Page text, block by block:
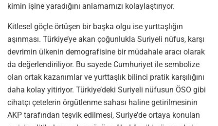
kimin işine yaradığını anlamamızı kolaylaştırıyor.
Kitlesel göçle örtüşen bir başka olgu ise yurttaşlığın
aşınması. Türkiye’ye akan çoğunlukla Suriyeli nüfus, karşı
devrimin ülkenin demografisine bir müdahale aracı olarak
da değerlendiriliyor. Bu sayede Cumhuriyet ile sembolize
olan ortak kazanımlar ve yurttaşlık bilinci pratik karşılığını
daha kolay yitiriyor. Türkiye’deki Suriyeli nüfusun ÖSO gibi
cihatçı çetelerin örgütlenme sahası haline getirilmesinin
AKP tarafından teşvik edilmesi, Suriye’de ortaya konulan